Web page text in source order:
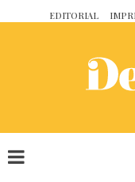
EDITORIAL